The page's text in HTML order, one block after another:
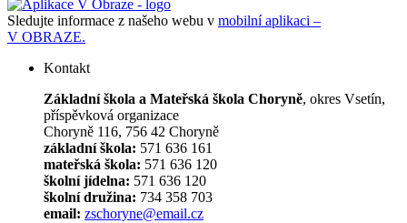
Sledujte informace z našeho webu v mobilní aplikaci –
V OBRAZE.
Kontakt
Základní škola a Mateřská škola Choryně, okres Vsetín,
příspěvková organizace
Choryně 116, 756 42 Choryně
základní škola: 571 636 161
mateřská škola: 571 636 120
školní jídelna: 571 636 120
školní družina: 734 358 703
email: zschoryne@email.cz